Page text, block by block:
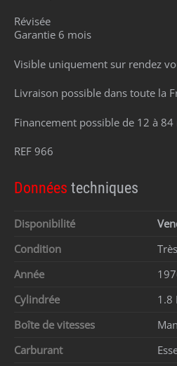
Révisée
Garantie 6 mois
Visible uniquement sur rendez
Livraison possible dans toute la
Financement possible de 12 à
REF 966
Données techniques
Disponibilité
Condition
Année
Cylindrée
1.8 L
Boîte de vitesses
Carburant